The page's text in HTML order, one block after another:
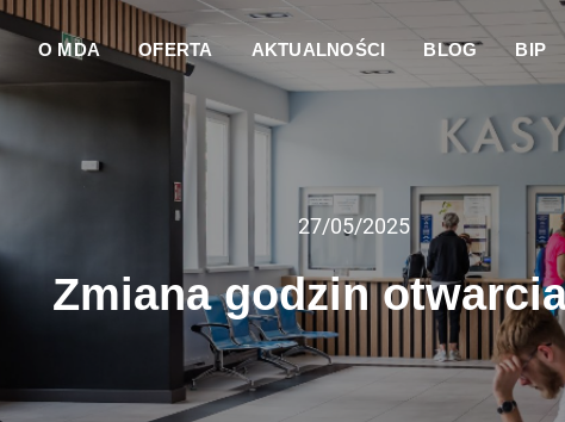
O MDA OFERTA AKTUALNOŚCI BLOG BIP
27/05/2025
Zmiana godzin